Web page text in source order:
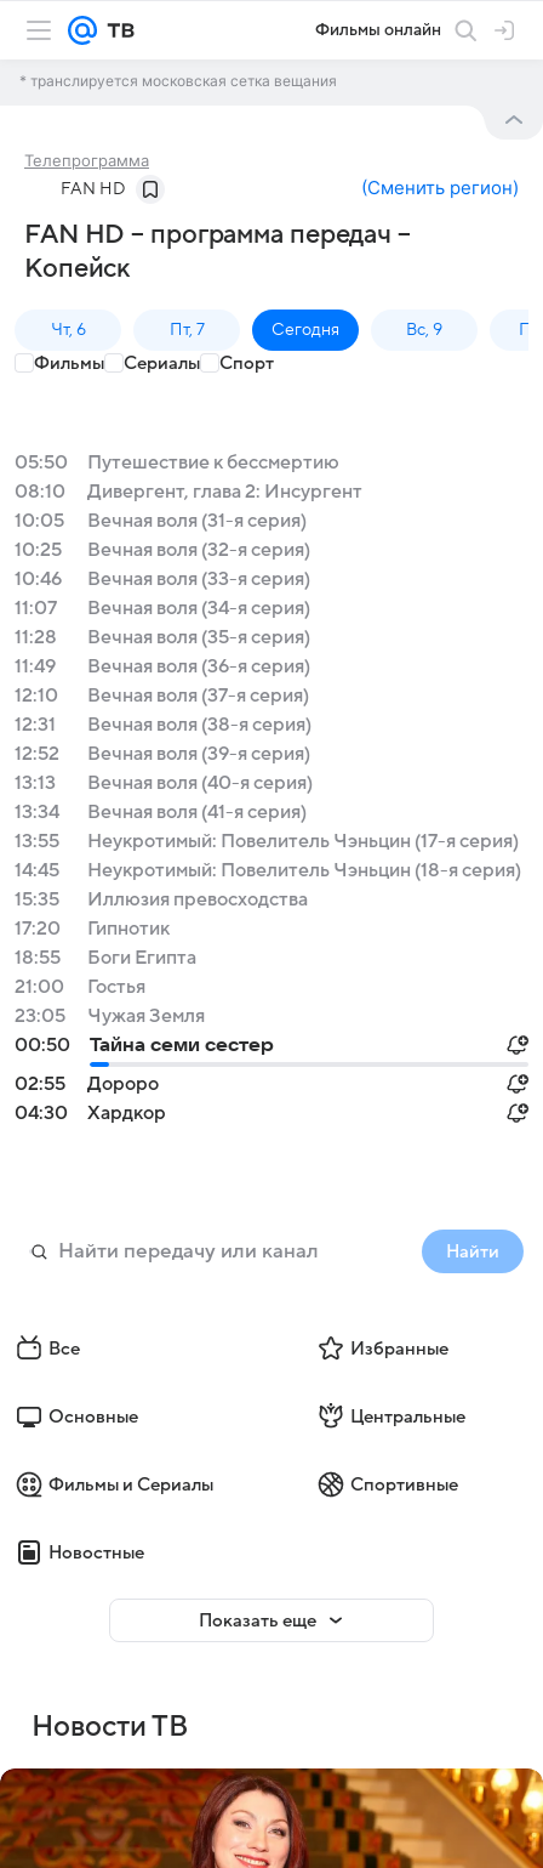
Фильмы онлайн
* транслируется московская сетка вещания
Телепрограмма
FAN HD (Сменить регион)
FAN HD – программа передач –
Копейск
Чт, 6 Пт, 7 Сегодня Вс, 9
Фильмы Сериалы Спорт
05:50
Путешествие к бессмертию
08:10
Дивергент, глава 2: Инсургент
10:05
Вечная воля (31-я серия)
10:25
Вечная воля (32-я серия)
10:46
Вечная воля (33-я серия)
11:07
Вечная воля (34-я серия)
11:28
Вечная воля (35-я серия)
11:49
Вечная воля (36-я серия)
12:10
Вечная воля (37-я серия)
12:31
Вечная воля (38-я серия)
12:52
Вечная воля (39-я серия)
13:13
Вечная воля (40-я серия)
13:34
Вечная воля (41-я серия)
13:55
Неукротимый: Повелитель Чэньцин (17-я серия)
14:45
Неукротимый: Повелитель Чэньцин (18-я серия)
15:35
Иллюзия превосходства
17:20
Гипнотик
18:55
Боги Египта
21:00
Гостья
23:05
Чужая Земля
00:50
Тайна семи сестер
02:55
Дороро
04:30
Хардкор
Найти
Все Избранные
Основные Центральные
Фильмы и Сериалы Спортивные
Новостные
Показать еще
Новости ТВ